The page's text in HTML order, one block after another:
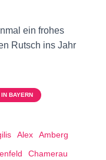
ein frohes
Rutsch ins Jahr
BAYERN
Alex
Amberg
Chamerau